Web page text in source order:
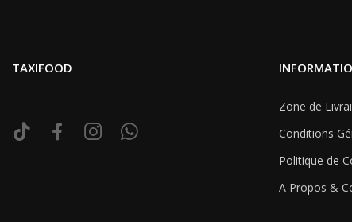
TAXIFOOD
Zone de
Conditions
Politique de
A Propos &